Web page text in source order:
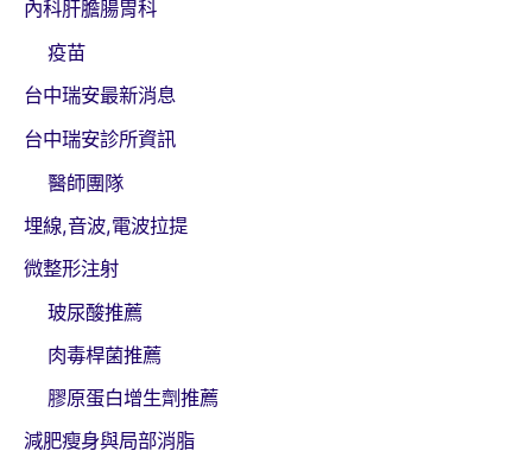
內科肝膽腸胃科
疫苗
台中瑞安最新消息
台中瑞安診所資訊
醫師團隊
埋線,音波,電波拉提
微整形注射
玻尿酸推薦
肉毒桿菌推薦
膠原蛋白增生劑推薦
減肥瘦身與局部消脂